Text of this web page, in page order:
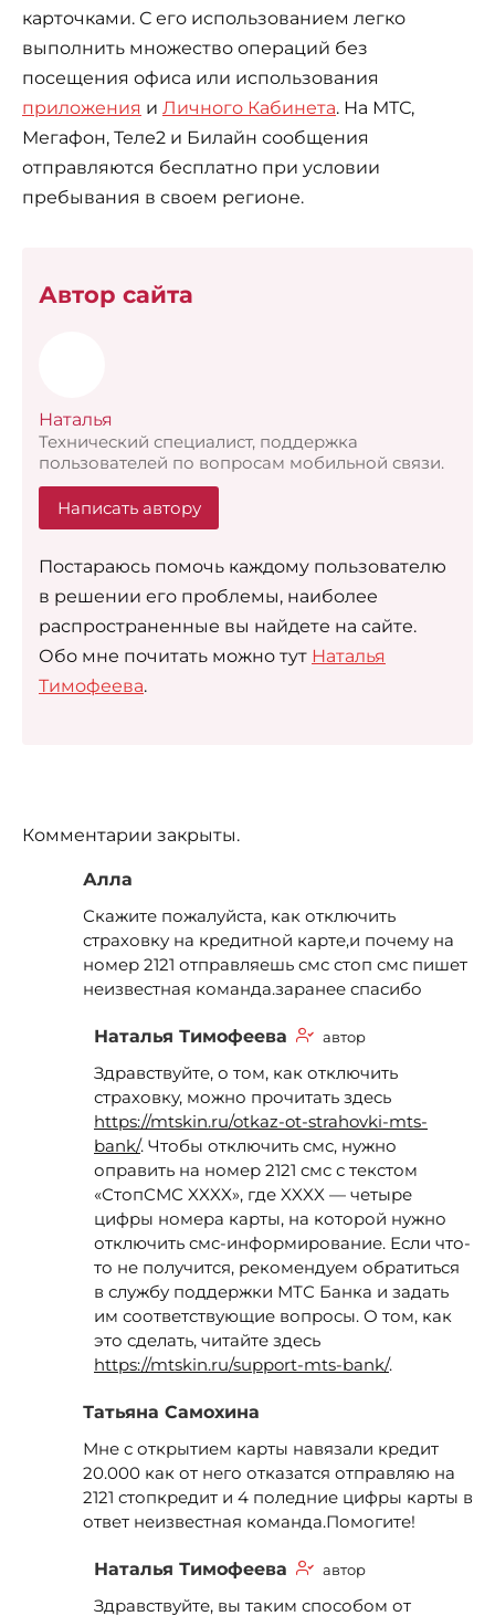
карточками. С его использованием легко
выполнить множество операций без
посещения офиса или использования
приложения и Личного Кабинета. На МТС,
Мегафон, Теле2 и Билайн сообщения
отправляются бесплатно при условии
пребывания в своем регионе.
Автор сайта
Наталья
Технический специалист, поддержка
пользователей по вопросам мобильной связи.
Написать автору
Постараюсь помочь каждому пользователю
в решении его проблемы, наиболее
распространенные вы найдете на сайте.
Обо мне почитать можно тут Наталья
Тимофеева.
Комментарии закрыты.
Алла
Скажите пожалуйста, как отключить
страховку на кредитной карте,и почему на
номер 2121 отправляешь смс стоп смс пишет
неизвестная команда.заранее спасибо
Наталья Тимофеева автор
Здравствуйте, о том, как отключить
страховку, можно прочитать здесь
https://mtskin.ru/otkaz-ot-strahovki-mts-
bank/. Чтобы отключить смс, нужно
оправить на номер 2121 смс с текстом
«СтопСМС XXXX», где XXXX — четыре
цифры номера карты, на которой нужно
отключить смс-информирование. Если что-
то не получится, рекомендуем обратиться
в службу поддержки МТС Банка и задать
им соответствующие вопросы. О том, как
это сделать, читайте здесь
https://mtskin.ru/support-mts-bank/.
Татьяна Самохина
Мне с открытием карты навязали кредит
20.000 как от него отказатся отправляю на
2121 стопкредит и 4 поледние цифры карты в
ответ неизвестная команда.Помогите!
Наталья Тимофеева автор
Здравствуйте, вы таким способом от